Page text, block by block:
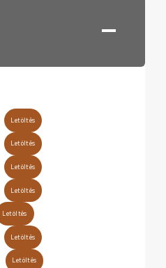
Letöltés
Letöltés
Letöltés
Letöltés
Letöltés
Letöltés
Letöltés